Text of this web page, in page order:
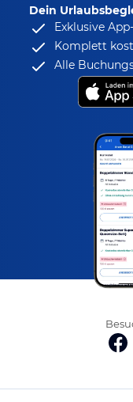
Dein
Exklusive
Komplett
Alle